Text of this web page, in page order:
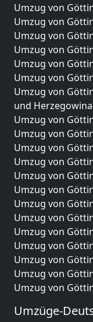
Umzug von
Umzug von
Umzug von
Umzug von
Umzug von
Umzug von
Umzug von
und Herzegowina
Umzug von
Umzug von
Umzug von
Umzug von
Umzug von
Umzug von
Umzug von
Umzug von
Umzug von
Umzug von
Umzug von
Umzug von
Umzug von
Umzüge-